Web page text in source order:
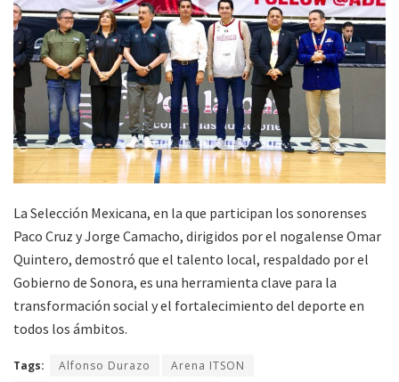
La Selección Mexicana, en la que participan los sonorenses
Paco Cruz y Jorge Camacho, dirigidos por el nogalense Omar
Quintero, demostró que el talento local, respaldado por el
Gobierno de Sonora, es una herramienta clave para la
transformación social y el fortalecimiento del deporte en
todos los ámbitos.
Tags: Alfonso Durazo Arena ITSON